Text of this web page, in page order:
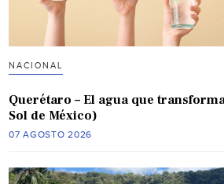
NACIONAL
Querétaro – El agua que
Sol de México)
07 AGOSTO 2026